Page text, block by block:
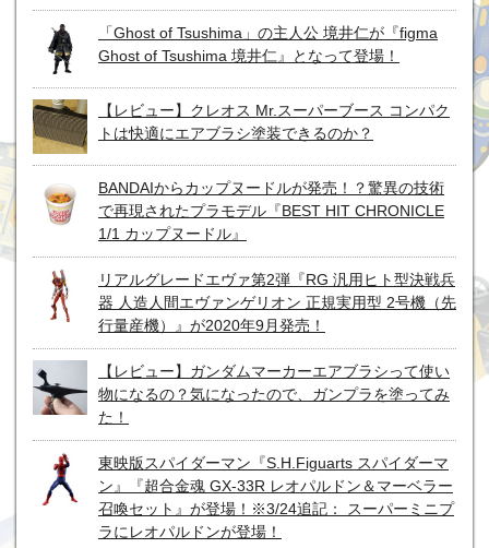
「Ghost of Tsushima」の主人公 境井仁が『figma
Ghost of Tsushima 境井仁』となって登場！
【レビュー】クレオス Mr.スーパーブース コンパク
トは快適にエアブラシ塗装できるのか？
BANDAIからカップヌードルが発売！？驚異の技術
で再現されたプラモデル『BEST HIT CHRONICLE
1/1 カップヌードル』
リアルグレードエヴァ第2弾『RG 汎用ヒト型決戦兵
器 人造人間エヴァンゲリオン 正規実用型 2号機（先
行量産機）』が2020年9月発売！
【レビュー】ガンダムマーカーエアブラシって使い
物になるの？気になったので、ガンプラを塗ってみ
た！
東映版スパイダーマン『S.H.Figuarts スパイダーマ
ン』『超合金魂 GX-33R レオパルドン＆マーベラー
召喚セット』が登場！※3/24追記： スーパーミニプ
ラにレオパルドンが登場！